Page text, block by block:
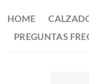
HOME
PREGUNTAS